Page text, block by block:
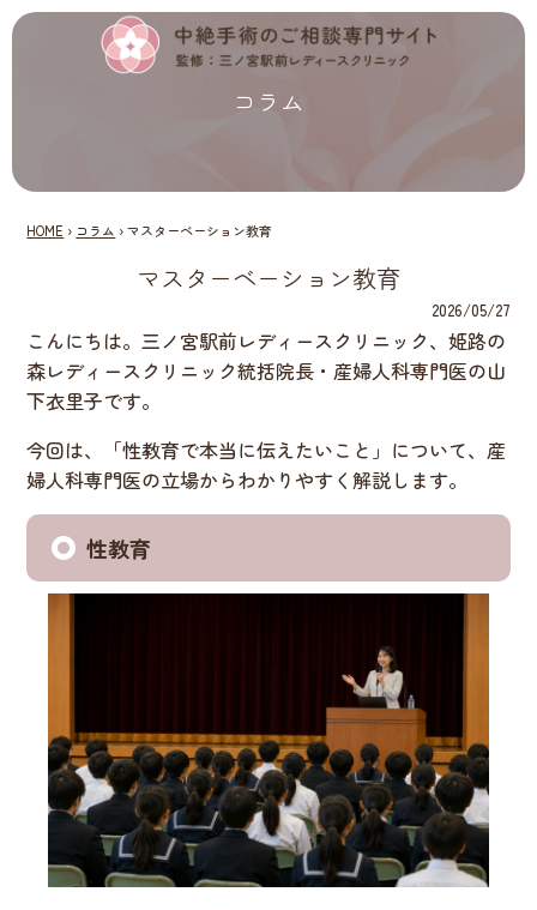
コラム
HOME › コラム ›マスターベーション教育
マスターベーション教育
2026/05/27
こんにちは。三ノ宮駅前レディースクリニック、姫路の
森レディースクリニック統括院長・産婦人科専門医の山
下衣里子です。
今回は、「性教育で本当に伝えたいこと」について、産
婦人科専門医の立場からわかりやすく解説します。
性教育